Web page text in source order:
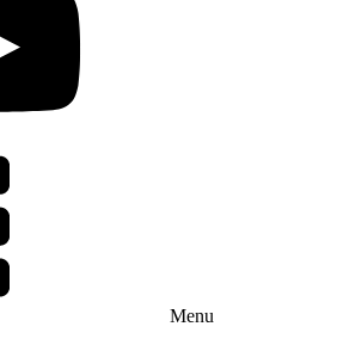
Menu